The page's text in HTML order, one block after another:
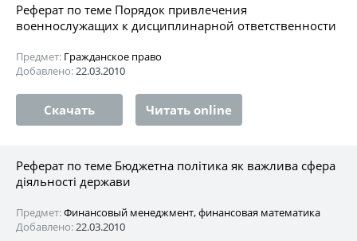
Реферат по теме Порядок привлечения
военнослужащих к дисциплинарной ответственности
Предмет: Гражданское право
Добавлено:22.03.2010
Скачать Читать online
Реферат по теме Бюджетна політика як важлива сфера
діяльності держави
Предмет:Финансовый менеджмент, финансовая математика
Добавлено:22.03.2010